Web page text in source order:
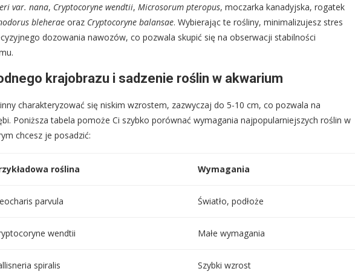
var. nana, Cryptocoryne wendtii, Microsorum pteropus, moczarka kanadyjska, rogatek
bleherae oraz Cryptocoryne balansae. Wybierając te rośliny, minimalizujesz stres
dozowania nawozów, co pozwala skupić się na obserwacji stabilności
krajobrazu i sadzenie roślin w akwarium
charakteryzować się niskim wzrostem, zazwyczaj do 5-10 cm, co pozwala na
Poniższa tabela pomoże Ci szybko porównać wymagania najpopularniejszych roślin w
chcesz je posadzić:
roślina Wymagania
parvula Światło, podłoże
wendtii Małe wymagania
spiralis Szybki wzrost